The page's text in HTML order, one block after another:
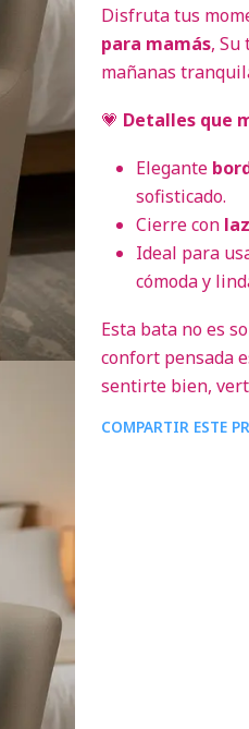
Disfruta tus
para mamás, Su
mañanas
💗 Detalles que
Elegante
sofisticado.
Cierre con
Ideal para
cómoda y
Esta bata no es
confort pensada
sentirte bien,
COMPARTIR ESTE